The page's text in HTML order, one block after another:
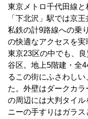
東京メトロ千代田線と
「下北沢」駅では京
私鉄の計9路線への乗
の快適なアクセスを実
東京23区の中でも、
谷区。地上5階建・全
るこの街にふさわし
た。外壁はダークカ
の周辺には大判タイ
ニーの手すりはガラ